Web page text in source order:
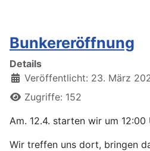
Bunkereröffnung
Details
Veröffentlicht: 23. März
Zugriffe: 152
Am. 12.4. starten wir um 12:00
Wir treffen uns dort, bringen